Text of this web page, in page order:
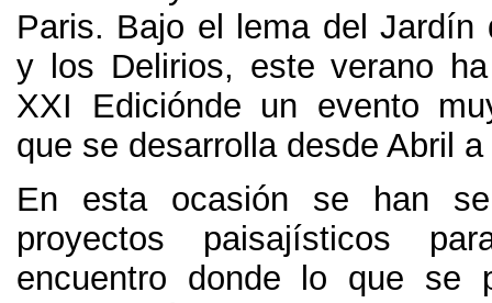
Paris. Bajo el lema del Jardín
y los Delirios, este verano
XXI Ediciónde un evento
que se desarrolla desde Abril
En esta ocasión se han
proyectos paisajísticos
encuentro donde lo que se